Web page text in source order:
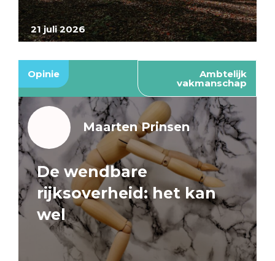
21 juli 2026
Opinie Ambtelijk
vakmanschap
Maarten Prinsen
De wendbare
rijksoverheid: het kan
wel